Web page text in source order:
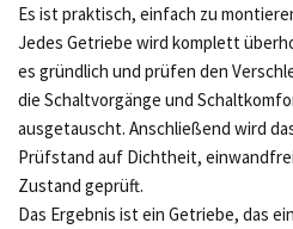
Es ist praktisch, einfach zu
Jedes Getriebe wird komplett
es gründlich und prüfen den
die Schaltvorgänge und
ausgetauscht. Anschließend wird
Prüfstand auf Dichtheit,
Zustand geprüft.
Das Ergebnis ist ein Getriebe, das